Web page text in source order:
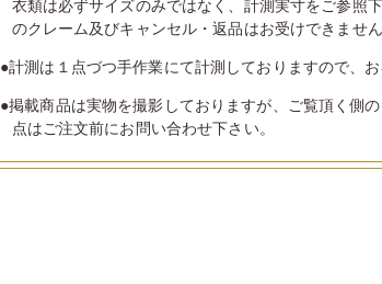
衣類は必ずサイズのみではなく、計測実寸をご参照
のクレーム及びキャンセル・返品はお受けできませ
●計測は１点づつ手作業にて計測しておりますので、
●掲載商品は実物を撮影しておりますが、ご覧頂く側
点はご注文前にお問い合わせ下さい。